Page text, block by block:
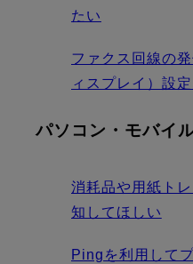
たい
ファクス回線の
ィスプレイ）設
パソコン・モバイ
消耗品や用紙ト
知してほしい
Pingを利用して